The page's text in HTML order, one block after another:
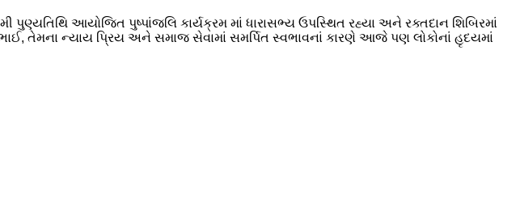
પુણ્યતિથિ આયોજિત પુષ્પાંજલિ કાર્યક્રમ માં ધારાસભ્ય ઉપસ્થિત રહ્યા અને રક્તદાન શિબિરમાં
તેમના ન્યાય પ્રિય અને સમાજ સેવામાં સમર્પિત સ્વભાવનાં કારણે આજે પણ લોકોનાં હૃદયમાં